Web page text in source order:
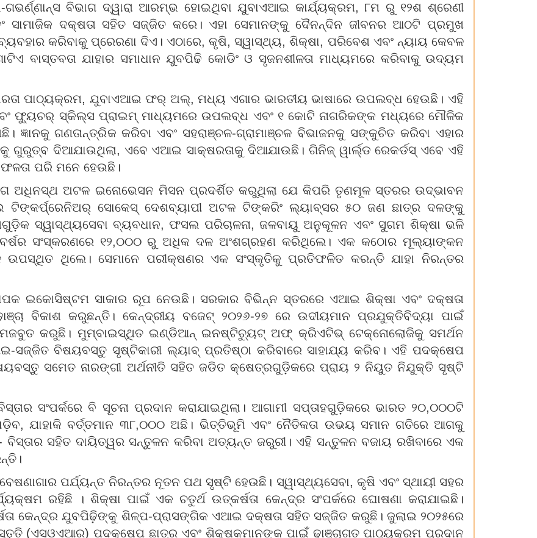
ବିଭାଗ ଦ୍ୱାରା ଆରମ୍ଭ ହୋଇଥିବା ଯୁବାଏଆଇ କାର୍ଯ୍ୟକ୍ରମ, ୮ମ ରୁ ୧୨ଶ ଶ୍ରେଣୀ
ସାମାଜିକ ଦକ୍ଷତା ସହିତ ସଜ୍ଜିତ କରେ। ଏହା ସେମାନଙ୍କୁ ଦୈନନ୍ଦିନ ଜୀବନର ଆଠଟି ପ୍ରମୁଖ
କରିବାକୁ ପ୍ରେରଣା ଦିଏ। ଏଠାରେ, କୃଷି, ସ୍ୱାସ୍ଥ୍ୟ, ଶିକ୍ଷା, ପରିବେଶ ଏବଂ ନ୍ୟାୟ କେବଳ
ବାସ୍ତବତା ଯାହାର ସମାଧାନ ଯୁବପିଢି କୋଡିଂ ଓ ସୃଜନଶୀଳତା ମାଧ୍ୟମରେ କରିବାକୁ ଉଦ୍ୟମ
ପାଠ୍ୟକ୍ରମ, ଯୁବାଏଆଇ ଫର୍ ଅଲ୍, ମଧ୍ୟ ଏଗାର ଭାରତୀୟ ଭାଷାରେ ଉପଲବ୍ଧ ହେଉଛି। ଏହି
ଫ୍ୟୁଚର୍ ସ୍କିଲ୍ସ ପ୍ରାଇମ୍ ମାଧ୍ୟମରେ ଉପଲବ୍ଧ ଏବଂ ୧ କୋଟି ନାଗରିକଙ୍କ ମଧ୍ୟରେ ମୌଳିକ
ଗଣତାନ୍ତ୍ରିକ କରିବା ଏବଂ ସହରାଞ୍ଚଳ-ଗ୍ରାମାଞ୍ଚଳ ବିଭାଜନକୁ ସଙ୍କୁଚିତ କରିବା ଏହାର
ଗୁରୁତ୍ବ ଦିଆଯାଉଥିଲା, ଏବେ ଏଆଇ ସାକ୍ଷରତାକୁ ଦିଆଯାଉଛି। ଗିନିଜ୍ ୱାର୍ଲ୍ଡ ରେକର୍ଡସ୍ ଏବେ ଏହି
ପରି ମନେ ହେଉଛି।
ଅଟଳ ଇନୋଭେସନ ମିସନ ପ୍ରଦର୍ଶିତ କରୁଥିଲା ଯେ କିପରି ତୃଣମୂଳ ସ୍ତରର ଉଦ୍ଭାବନ
ଟିଙ୍କର୍ପ୍ରେନିଅର୍ ସୋକେସ୍ ଦେଶବ୍ୟାପୀ ଅଟଳ ଟିଙ୍କରିଂ ଲ୍ୟାବ୍ସର ୫୦ ଜଣ ଛାତ୍ର ଦଳଙ୍କୁ
ସ୍ୱାସ୍ଥ୍ୟସେବା ବ୍ୟବଧାନ, ଫସଲ ପରିଚାଳନା, ଜଳବାୟୁ ଅନୁକୂଳନ ଏବଂ ସୁଗମ ଶିକ୍ଷା ଭଳି
ସଂସ୍କରଣରେ ୧୨,୦୦୦ ରୁ ଅଧିକ ଦଳ ଅଂଶଗ୍ରହଣ କରିଥିଲେ। ଏକ କଠୋର ମୂଲ୍ୟାଙ୍କନ
ଥିଲେ। ସେମାନେ ପରୀକ୍ଷଣର ଏକ ସଂସ୍କୃତିକୁ ପ୍ରତିଫଳିତ କରନ୍ତି ଯାହା ନିରନ୍ତର
ଇକୋସିଷ୍ଟମ ସାକାର ରୂପ ନେଉଛି। ସରକାର ବିଭିନ୍ନ ସ୍ତରରେ ଏଆଇ ଶିକ୍ଷା ଏବଂ ଦକ୍ଷତା
ବିକାଶ କରୁଛନ୍ତି। କେନ୍ଦ୍ରୀୟ ବଜେଟ୍ ୨୦୨୬-୨୭ ରେ ଉଦୀୟମାନ ପ୍ରଯୁକ୍ତିବିଦ୍ୟା ପାଇଁ
ମଜବୁତ କରୁଛି। ମୁମ୍ବାଇସ୍ଥିତ ଇଣ୍ଡିଆନ୍ ଇନଷ୍ଟିଚ୍ୟୁଟ୍ ଅଫ୍ କ୍ରିଏଟିଭ୍ ଟେକ୍ନୋଲୋଜିକୁ ସମର୍ଥନ
ସଜ୍ଜିତ ବିଷୟବସ୍ତୁ ସୃଷ୍ଟିକାରୀ ଲ୍ୟାବ୍ ପ୍ରତିଷ୍ଠା କରିବାରେ ସାହାଯ୍ୟ କରିବ। ଏହି ପଦକ୍ଷେପ
ସମେତ ନାରଙ୍ଗୀ ଅର୍ଥନୀତି ସହିତ ଜଡିତ କ୍ଷେତ୍ରଗୁଡ଼ିକରେ ପ୍ରାୟ ୨ ନିୟୁତ ନିଯୁକ୍ତି ସୃଷ୍ଟି
ସଂପର୍କରେ ବି ସୂଚନା ପ୍ରଦାନ କରାଯାଇଥିଲା। ଆଗାମୀ ସପ୍ତାହଗୁଡ଼ିକରେ ଭାରତ ୨୦,୦୦୦ଟି
ଯାହାକି ବର୍ତ୍ତମାନ ୩୮,୦୦୦ ଅଛି। ଭିତ୍ତିଭୂମି ଏବଂ ନୈତିକତା ଉଭୟ ସମାନ ଗତିରେ ଆଗକୁ
ବିସ୍ତାର ସହିତ ଦାୟିତ୍ୱର ସନ୍ତୁଳନ କରିବା ଅତ୍ୟନ୍ତ ଜରୁରୀ। ଏହି ସନ୍ତୁଳନ ବଜାୟ ରଖିବାରେ ଏକ
ପର୍ଯ୍ୟନ୍ତ ନିରନ୍ତର ନୂତନ ପଥ ସୃଷ୍ଟି ହେଉଛି। ସ୍ୱାସ୍ଥ୍ୟସେବା, କୃଷି ଏବଂ ସ୍ଥାୟୀ ସହର
ରହିଛି । ଶିକ୍ଷା ପାଇଁ ଏକ ଚତୁର୍ଥ ଉତ୍କର୍ଷତା କେନ୍ଦ୍ର ସଂପର୍କରେ ଘୋଷଣା କରାଯାଇଛି।
କେନ୍ଦ୍ର ଯୁବପିଢ଼ିଙ୍କୁ ଶିଳ୍ପ-ପ୍ରାସଙ୍ଗିକ ଏଆଇ ଦକ୍ଷତା ସହିତ ସଜ୍ଜିତ କରୁଛି। ଜୁଲାଇ ୨୦୨୫ରେ
(ଏସଓଏଆର) ପଦକ୍ଷେପ ଛାତ୍ର ଏବଂ ଶିକ୍ଷକମାନଙ୍କ ପାଇଁ ଢାଞ୍ଚାଗତ ପାଠ୍ୟକ୍ରମ ପ୍ରଦାନ